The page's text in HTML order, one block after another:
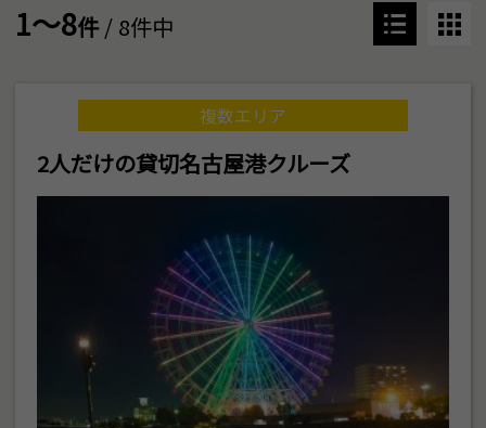
1～8件/ 8件中
複数エリア
2人だけの貸切名古屋港クルーズ